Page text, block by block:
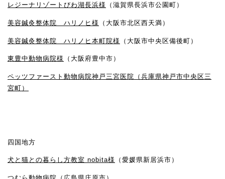
レジーナリゾートびわ湖長浜様 （滋賀県長浜市公園町）
美容鍼灸整体院 ハリノヒ様 （大阪市北区西天満）
美容鍼灸整体院 ハリノヒ本町院様 （大阪市中央区備後町）
東豊中動物病院様 （大阪府豊中市）
ペッツファースト動物病院神戸三宮医院（ 兵庫県神戸市中央区三
宮町）
四国地方
犬と猫との暮らし方教室 nobita様 （愛媛県新居浜市）